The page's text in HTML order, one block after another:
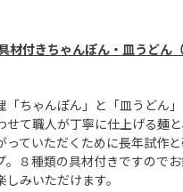
材付きちゃんぽん・皿うどん
「ちゃんぽん」と「皿うどん
せて職人が丁寧に仕上げる麺
っていただくために長年試作
。８種類の具材付きですので
みいただけます。